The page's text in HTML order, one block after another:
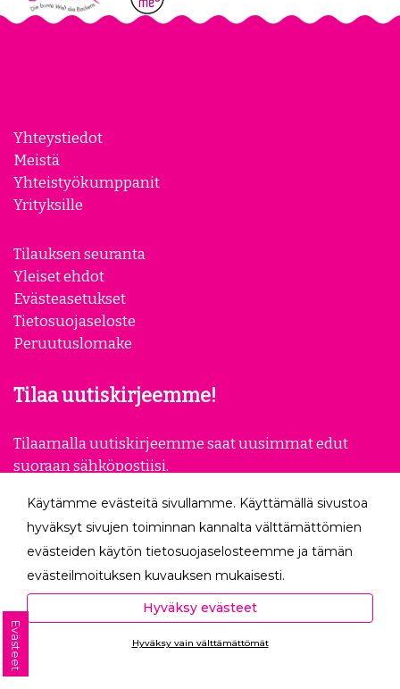
Yhteystiedot
Meistä
Yhteistyökumppanit
Yrityksille
Tilauksen seuranta
Yleiset ehdot
Evästeasetukset
Tietosuojaseloste
Peruutuslomake
Tilaa uutiskirjeemme!
Tilaamalla uutiskirjeemme saat uusimmat edut
suoraan sähköpostiisi.
Seuraa meitä
Käytämme evästeitä sivullamme. Käyttämällä sivustoa
hyväksyt sivujen toiminnan kannalta välttämättömien
evästeiden käytön tietosuojaselosteemme ja tämän
evästeilmoituksen kuvauksen mukaisesti.
Hyväksyessäsi analytiikka- ja markkinointievästeet
autat meitä mittaamaan ja analysoimaan
verkkosivumme toimintaa ja käyttöä (Analytiikka ja
Hyväksy evästeet
Hyväksy vain välttämättömät
Evästeet